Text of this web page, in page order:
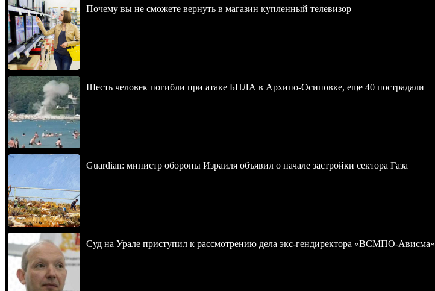
Почему вы не сможете вернуть в магазин купленный телевизор
Шесть человек погибли при атаке БПЛА в Архипо-Осиповке, еще 40 пострадали
Guardian: министр обороны Израиля объявил о начале застройки сектора Газа
Суд на Урале приступил к рассмотрению дела экс-гендиректора «ВСМПО-Ависма»